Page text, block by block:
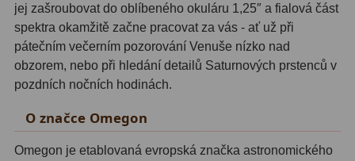
Upínací prvky13
Závaží3
Ostatní
Zrcátka a hranoly60
Diagonální zrcátka35
jej zašroubovat do oblíbeného okuláru 1,25″ a fialová část
spektra okamžitě začne pracovat za vás - ať už při
pátečním večerním pozorování Venuše nízko nad
obzorem, nebo při hledání detailů Saturnových prstenců v
pozdních nočních hodinách.
O značce Omegon
Omegon je etablovaná evropská značka astronomického